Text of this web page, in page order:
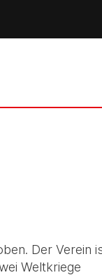
Der Verein
Weltkriege